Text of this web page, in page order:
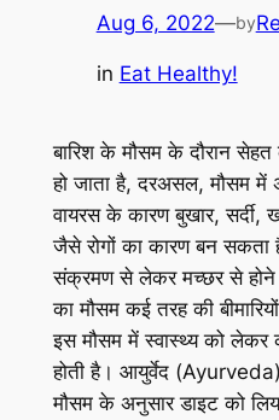
Aug 6, 2022—by
in Eat Healthy!
बारिश के मौसम के दौरान
हो जाता है, दरअसल, मौसम में
वायरस के कारण बुखार, सर्दी,
जैसे रोगों का कारण बन सकता
संक्रमण से लेकर मच्छर से होने
का मौसम कई तरह की
इस मौसम में स्वास्थ्य को
होती है। आयुर्वेद
मौसम के अनुसार डाइट को